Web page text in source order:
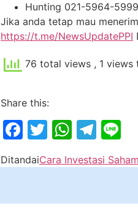
Hunting 021-5964-
Jika anda tetap mau
https://t.me/NewsUpdatePPI
76 total views , 1 views
Share this:
Facebook
Twitter
DitandaiCara Investasi Saham